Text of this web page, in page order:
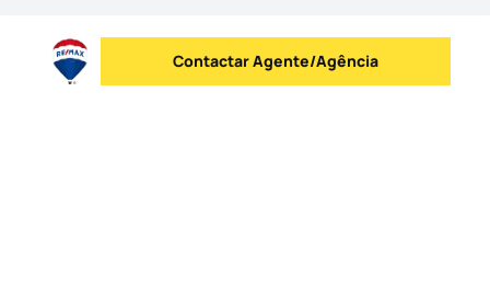
Enviar mensagem
Contactar Agente/Agência